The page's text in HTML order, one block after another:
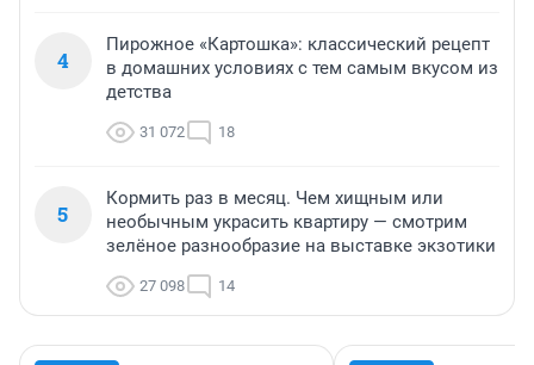
4
Пирожное «Картошка»: классический рецепт
в домашних условиях с тем самым вкусом из
детства
31 072 18
5
Кормить раз в месяц. Чем хищным или
необычным украсить квартиру — смотрим
зелёное разнообразие на выставке экзотики
27 098 14